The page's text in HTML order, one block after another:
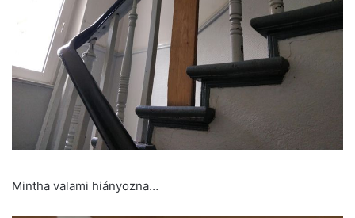
Mintha valami hiányozna…